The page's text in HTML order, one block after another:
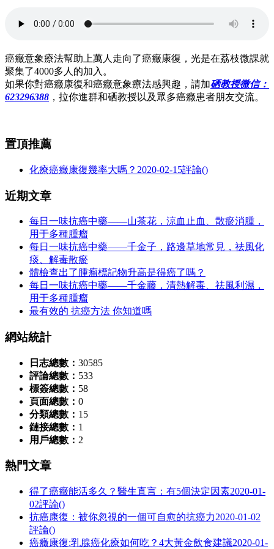
癌癥意象療法幫助上萬人走向了癌癥康復，光是在荔枝微課就
聚集了4000多人的加入。
如果你對癌癥康復和癌癥意象療法感興趣，請加硒教授微信：
623296388 ，拉你進群和硒教授以及眾多癌癥患者朋友交流。
置頂推薦
化療癌癥康復幾率大嗎？ 2020-02-15評論()
近期文章
每日一味抗癌中藥——山茶花，涼血止血、散瘀消腫，
用于多種腫瘤
每日一味抗癌中藥——千金子，路邊草地常見，祛風化
痰、解毒散瘀
體檢查出了腫瘤標記物升高是得癌了嗎？
每日一味抗癌中藥——千金藤，清熱解毒、祛風利濕，
用于多種腫瘤
最有效的 抗癌方法 你知道嗎
網站統計
日志總數： 30585
評論總數： 533
標簽總數： 58
頁面總數： 0
分類總數： 15
鏈接總數： 1
用戶總數： 2
熱門文章
得了癌癥能活多久？醫生直言：有5個決定因素2020-01-
02評論()
抗癌康復：被你忽視的一個可自愈的抗癌力2020-01-02
評論()
癌癥康復:乳腺癌化療如何吃？4大黃金飲食建議2020-01-